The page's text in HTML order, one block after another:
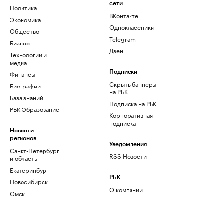
Политика
Экономика
Общество
Бизнес
Технологии и
медиа
Финансы
Биографии
База знаний
РБК Образование
Новости
регионов
Санкт-Петербург
и область
Екатеринбург
Новосибирск
Омск
сети
ВКонтакте
Одноклассники
Telegram
Дзен
Подписки
Скрыть баннеры
на РБК
Подписка на РБК
Корпоративная
подписка
Уведомления
RSS Новости
РБК
О компании